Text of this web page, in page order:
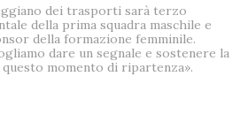
dei trasporti sarà terzo
della prima squadra maschile e
della formazione femminile.
dare un segnale e sostenere la
momento di ripartenza».